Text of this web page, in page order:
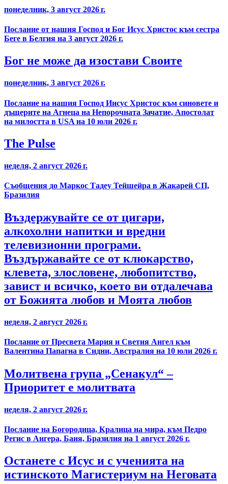
понеделник, 3 август 2026 г.
Послание от нашия Господ и Бог Исус Христос към сестра
Беге в Белгия на 3 август 2026 г.
Бог не може да изостави Своите
понеделник, 3 август 2026 г.
Послание на нашия Господ Иисус Христос към синовете и
дъщерите на Агнеца на Непорочната Зачатие, Апостолат
на милостта в USA на 10 юли 2026 г.
The Pulse
неделя, 2 август 2026 г.
Съобщения до Маркос Тадеу Тейшейра в Жакарей СП,
Бразилия
Въздержувайте се от цигари,
алкохолни напитки и вредни
телевизионни програми.
Въздържавайте се от клюкарство,
клевета, злословене, любопитство,
завист и всичко, което ви отдалечава
от Божията любов и Моята любов
неделя, 2 август 2026 г.
Послание от Пресвета Мария и Светия Ангел към
Валентина Папагна в Сидни, Австралия на 10 юли 2026 г.
Молитвена група „Сенакул“ –
Приоритет е молитвата
неделя, 2 август 2026 г.
Послание на Богородица, Кралица на мира, към Педро
Регис в Ангера, Баия, Бразилия на 1 август 2026 г.
Останете с Исус и с ученията на
истинското Магистериум на Неговата